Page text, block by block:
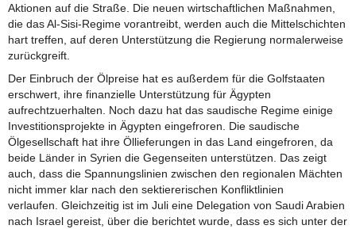
Aktionen auf die Straße. Die neuen wirtschaftlichen Maßnahmen,
die das Al-Sisi-Regime vorantreibt, werden auch die Mittelschichten
hart treffen, auf deren Unterstützung die Regierung normalerweise
zurückgreift.
Der Einbruch der Ölpreise hat es außerdem für die Golfstaaten
erschwert, ihre finanzielle Unterstützung für Ägypten
aufrechtzuerhalten. Noch dazu hat das saudische Regime einige
Investitionsprojekte in Ägypten eingefroren. Die saudische
Ölgesellschaft hat ihre Öllieferungen in das Land eingefroren, da
beide Länder in Syrien die Gegenseiten unterstützen. Das zeigt
auch, dass die Spannungslinien zwischen den regionalen Mächten
nicht immer klar nach den sektiererischen Konfliktlinien
verlaufen. Gleichzeitig ist im Juli eine Delegation von Saudi Arabien
nach Israel gereist, über die berichtet wurde, dass es sich unter der